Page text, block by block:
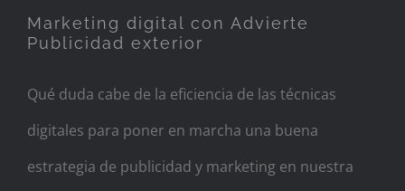
Marketing digital con Advierte
Publicidad exterior
Qué duda cabe de la eficiencia de las técnicas
digitales para poner en marcha una buena
estrategia de publicidad y marketing en nuestra